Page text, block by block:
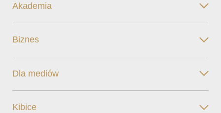
Akademia
Biznes
Dla mediów
Kibice